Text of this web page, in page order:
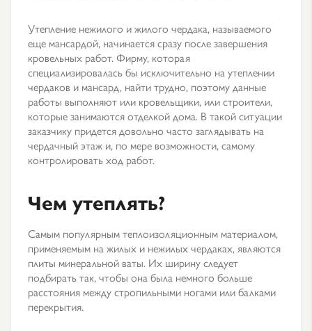
Утепление нежилого и жилого чердака, называемого
еще мансардой, начинается сразу после завершения
кровельных работ. Фирму, которая
специализировалась бы исключительно на утеплении
чердаков и мансард, найти трудно, поэтому данные
работы выполняют или кровельщики, или строители,
которые занимаются отделкой дома. В такой ситуации
заказчику придется довольно часто заглядывать на
чердачный этаж и, по мере возможности, самому
контролировать ход работ.
Чем утеплять?
Самым популярным теплоизоляционным материалом,
применяемым на жилых и нежилых чердаках, являются
плиты минеральной ваты. Их ширину следует
подбирать так, чтобы она была немного больше
расстояния между стропильными ногами или балками
перекрытия.